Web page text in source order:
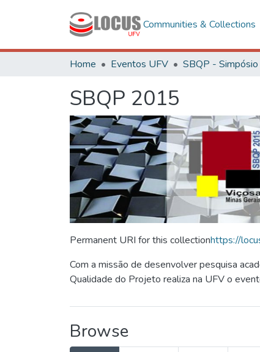
Communities & Collections
Home Eventos UFV
SBQP 2015
Permanent URI for this collectionhttps://
Com a missão de desenvolver pesquisa
Qualidade do Projeto realiza na UFV o
Browse